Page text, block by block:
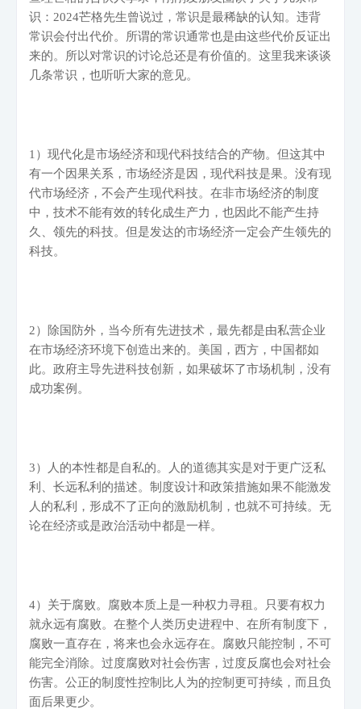
识： 2024芒格先生曾说过，常识是最稀缺的认知。违背
常识会付出代价。所谓的常识通常也是由这些代价反证出
来的。所以对常识的讨论总还是有价值的。这里我来谈谈
几条常识，也听听大家的意见。
1 ）现代化是市场经济和现代科技结合的产物。但这其中
有一个因果关系，市场经济是因，现代科技是果。没有现
代市场经济，不会产生现代科技。在非市场经济的制度
中，技术不能有效的转化成生产力，也因此不能产生持
久、领先的科技。但是发达的市场经济一定会产生领先的
科技。
2）除国防外，当今所有先进技术，最先都是由私营企业
在市场经济环境下创造出来的。美国，西方，中国都如
此。政府主导先进科技创新，如果破坏了市场机制，没有
成功案例。
3）人的本性都是自私的。人的道德其实是对于更广泛私
利、长远私利的描述。制度设计和政策措施如果不能激发
人的私利，形成不了正向的激励机制，也就不可持续。无
论在经济或是政治活动中都是一样。
4）关于腐败。腐败本质上是一种权力寻租。只要有权力
就永远有腐败。在整个人类历史进程中、在所有制度下，
腐败一直存在，将来也会永远存在。腐败只能控制，不可
能完全消除。过度腐败对社会伤害，过度反腐也会对社会
伤害。公正的制度性控制比人为的控制更可持续，而且负
面后果更少。